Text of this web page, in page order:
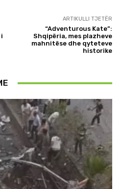
ARTIKULLI TJETËR
“Adventurous Kate”:
Shqipëria, mes plazheve
mahnitëse dhe qyteteve
historike